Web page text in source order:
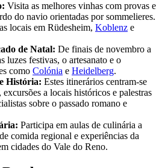
Visita as melhores vinhas com provas e
do navio orientadas por sommelieres.
locais em Rüdesheim, Koblenz e
de Natal: De finais de novembro a
luzes festivas, o artesanato e o
como Colónia e Heidelberg.
História: Estes itinerários centram-se
excursões a locais históricos e palestras
sobre o passado romano e
Participa em aulas de culinária a
comida regional e experiências da
cidades do Vale do Reno.